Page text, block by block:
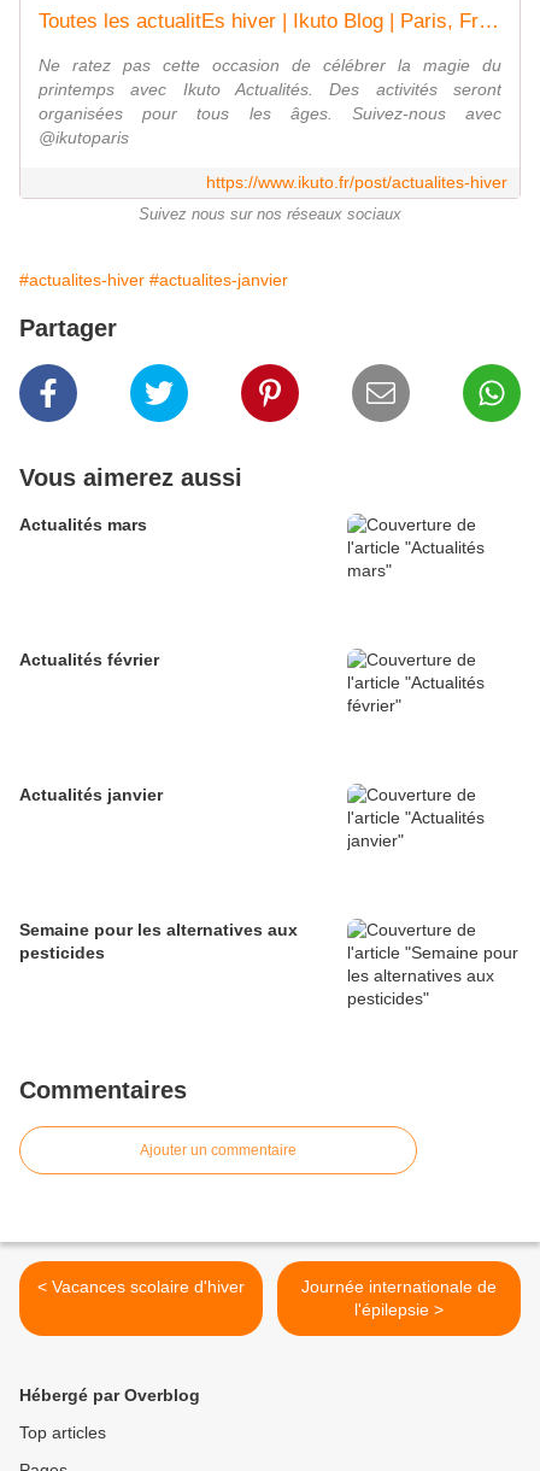
Toutes les actualitEs hiver | Ikuto Blog | Paris, France
Ne ratez pas cette occasion de célébrer la magie du
printemps avec Ikuto Actualités. Des activités seront
organisées pour tous les âges. Suivez-nous avec
@ikutoparis
https://www.ikuto.fr/post/actualites-hiver
Suivez nous sur nos réseaux sociaux
#actualites-hiver #actualites-janvier
Partager
Vous aimerez aussi
Actualités mars
Actualités février
Actualités janvier
Semaine pour les alternatives aux
pesticides
Commentaires
Ajouter un commentaire
< Vacances scolaire d'hiver
Journée internationale de
l'épilepsie >
Hébergé par Overblog
Top articles